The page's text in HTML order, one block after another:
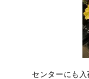
センターにも